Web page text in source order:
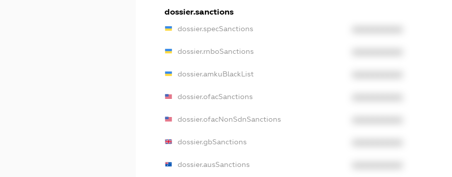
dossier.sanctions
dossier.specSanctions
dossier.rnboSanctions
dossier.amkuBlackList
dossier.ofacSanctions
dossier.ofacNonSdnSanctions
dossier.gbSanctions
dossier.ausSanctions